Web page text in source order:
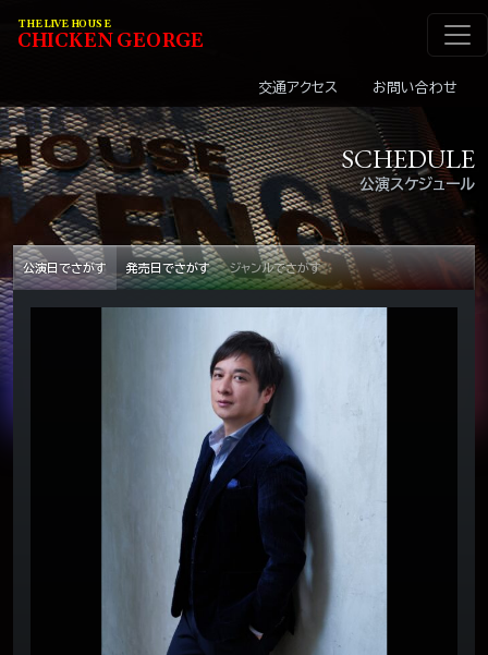
メインナビゲーショ
THE LIVE HOUSE
CHICKENGEORGE
交通アクセス お問い合わせ
公演スケジュール
SCHEDULE
公演日でさがす 発売日でさがす ジャンルでさがす